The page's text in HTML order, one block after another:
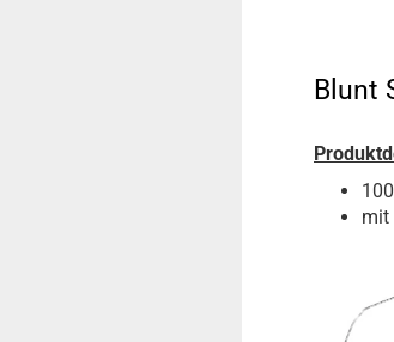
Blunt
mit